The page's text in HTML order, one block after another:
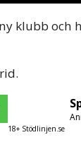
klubb
18+ Stödlinjen.se